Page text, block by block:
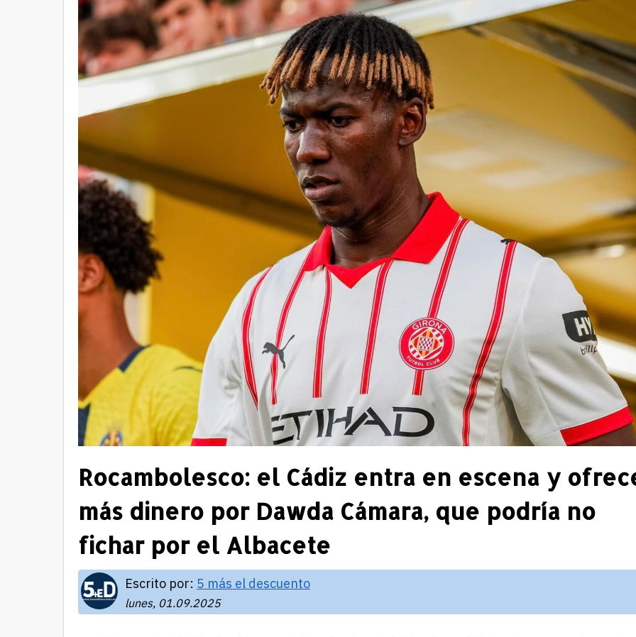
Rocambolesco: el Cádiz entra en escena y
más dinero por Dawda Cámara, que podría no
fichar por el Albacete
Escrito por: 5 más el descuento
lunes, 01.09.2025